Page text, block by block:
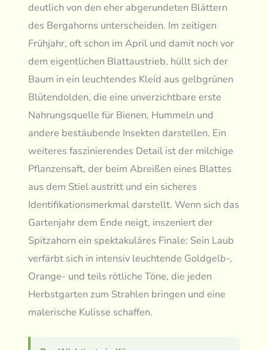
deutlich von den eher abgerundeten Blättern
des Bergahorns unterscheiden. Im zeitigen
Frühjahr, oft schon im April und damit noch vor
dem eigentlichen Blattaustrieb, hüllt sich der
Baum in ein leuchtendes Kleid aus gelbgrünen
Blütendolden, die eine unverzichtbare erste
Nahrungsquelle für Bienen, Hummeln und
andere bestäubende Insekten darstellen. Ein
weiteres faszinierendes Detail ist der milchige
Pflanzensaft, der beim Abreißen eines Blattes
aus dem Stiel austritt und ein sicheres
Identifikationsmerkmal darstellt. Wenn sich das
Gartenjahr dem Ende neigt, inszeniert der
Spitzahorn ein spektakuläres Finale: Sein Laub
verfärbt sich in intensiv leuchtende Goldgelb-,
Orange- und teils rötliche Töne, die jeden
Herbstgarten zum Strahlen bringen und eine
malerische Kulisse schaffen.